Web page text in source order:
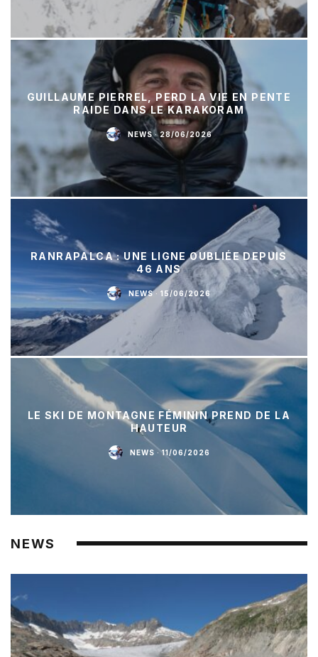
GUILLAUME PIERREL, PERD LA VIE EN PENTE
RAIDE DANS LE KARAKORAM
NEWS · 28/06/2026
RANRAPALCA : UNE LIGNE OUBLIÉE DEPUIS
46 ANS
NEWS · 15/06/2026
LE SKI DE MONTAGNE FÉMININ PREND DE LA
HAUTEUR
NEWS · 11/06/2026
NEWS